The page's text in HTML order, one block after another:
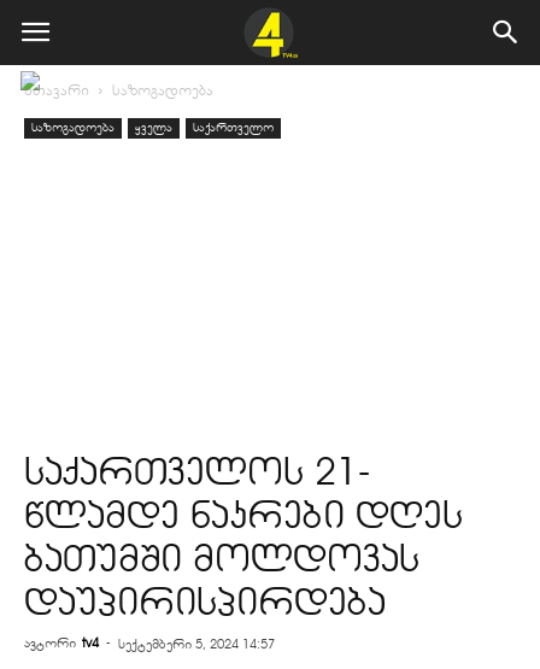
მთავარი საზოგადოება
საზოგადოება ყველა საქართველო
საქართველოს 21-
წლამდე ნაკრები დღეს
ბათუმში მოლდოვას
დაუპირისპირდება
ავტორი tv4 - სექტემბერი 5, 2024 14:57